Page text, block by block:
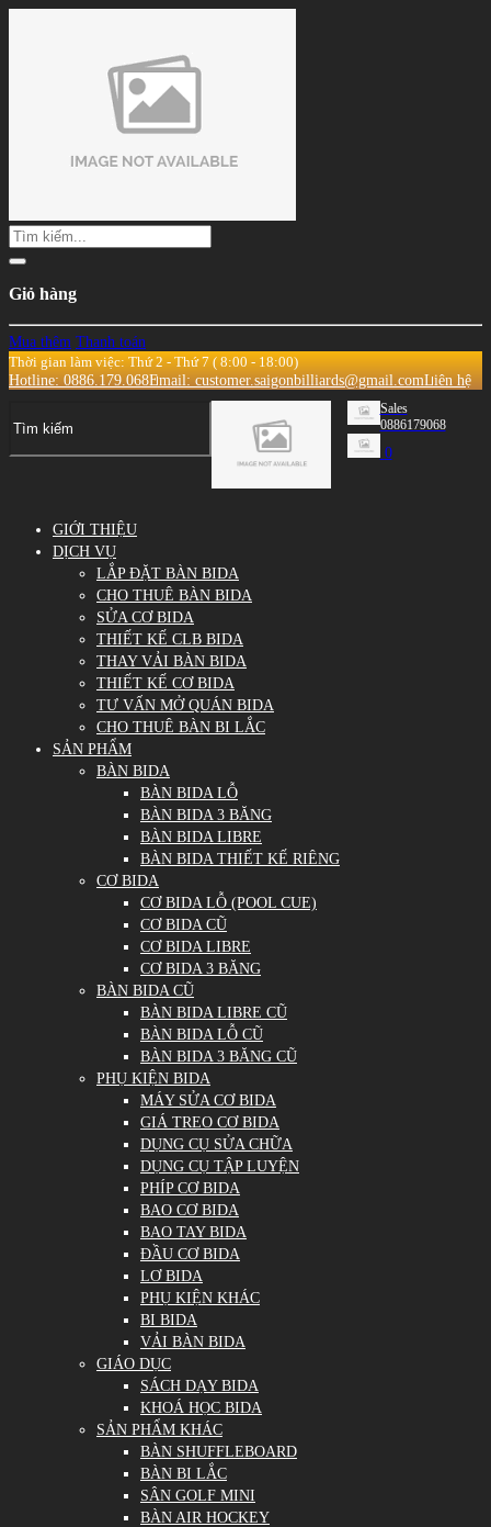
Giỏ hàng
Mua thêm Thanh toán
Thời gian làm việc: Thứ 2 - Thứ 7 ( 8:00 - 18:00)
Hotline: 0886.179.068Email: customer.saigonbilliards@gmail.comLiên hệ
Sales
0886179068
0
GIỚI THIỆU
DỊCH VỤ
LẮP ĐẶT BÀN BIDA
CHO THUÊ BÀN BIDA
SỬA CƠ BIDA
THIẾT KẾ CLB BIDA
THAY VẢI BÀN BIDA
THIẾT KẾ CƠ BIDA
TƯ VẤN MỞ QUÁN BIDA
CHO THUÊ BÀN BI LẮC
SẢN PHẨM
BÀN BIDA
BÀN BIDA LỖ
BÀN BIDA 3 BĂNG
BÀN BIDA LIBRE
BÀN BIDA THIẾT KẾ RIÊNG
CƠ BIDA
CƠ BIDA LỖ (POOL CUE)
CƠ BIDA CŨ
CƠ BIDA LIBRE
CƠ BIDA 3 BĂNG
BÀN BIDA CŨ
BÀN BIDA LIBRE CŨ
BÀN BIDA LỖ CŨ
BÀN BIDA 3 BĂNG CŨ
PHỤ KIỆN BIDA
MÁY SỬA CƠ BIDA
GIÁ TREO CƠ BIDA
DỤNG CỤ SỬA CHỮA
DỤNG CỤ TẬP LUYỆN
PHÍP CƠ BIDA
BAO CƠ BIDA
BAO TAY BIDA
ĐẦU CƠ BIDA
LƠ BIDA
PHỤ KIỆN KHÁC
BI BIDA
VẢI BÀN BIDA
GIÁO DỤC
SÁCH DẠY BIDA
KHOÁ HỌC BIDA
SẢN PHẨM KHÁC
BÀN SHUFFLEBOARD
BÀN BI LẮC
SÂN GOLF MINI
BÀN AIR HOCKEY